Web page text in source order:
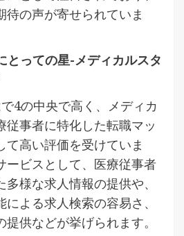
待の声が寄せられていま
とっての星-メディカルスタ
4の中央で高く、メディカ
従事者に特化した転職マッ
て高い評価を受けていま
ービスとして、医療従事者
様な求人情報の提供や、
よる求人検索の容易さ、
供などが挙げられます。